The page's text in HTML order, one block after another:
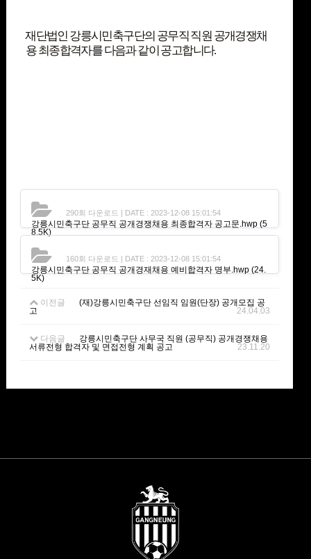
재단법인 강릉시민축구단의 공무직 직원 공개경쟁채
용 최종합격자를 다음과 같이 공고합니다.
강릉시민축구단 공무직 공개경쟁채용 최종합격자 공고문.hwp(5
8.5K)
290회 다운로드 | DATE : 2023-12-08 15:01:54
강릉시민축구단 공무직 공개경재채용 예비합격자 명부.hwp(24.
5K)
160회 다운로드 | DATE : 2023-12-08 15:01:54
이전글
(재)강릉시민축구단 선임직 임원(단장) 공개모집 공
고
24.04.03
다음글
강릉시민축구단 사무국 직원 (공무직) 공개경쟁채용
서류전형 합격자 및 면접전형 계획 공고
23.11.20